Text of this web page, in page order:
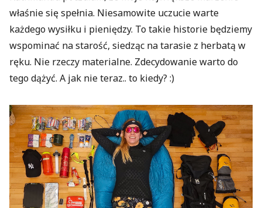
właśnie się spełnia. Niesamowite uczucie warte
każdego wysiłku i pieniędzy. To takie historie będziemy
wspominać na starość, siedząc na tarasie z herbatą w
ręku. Nie rzeczy materialne. Zdecydowanie warto do
tego dążyć. A jak nie teraz.. to kiedy? :)